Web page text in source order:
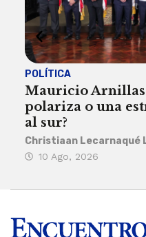
POLÍTICA
Mauricio
polariza o una
al sur?
Christiaan Lecarnaqué
10 Ago, 2026